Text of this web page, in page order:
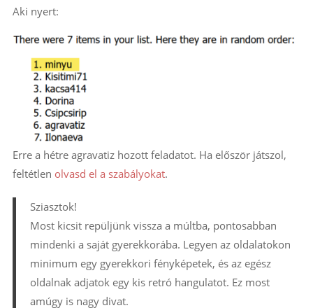
Aki nyert:
Erre a hétre agravatiz hozott feladatot. Ha először játszol,
feltétlen olvasd el a szabályokat.
Sziasztok!
Most kicsit repüljünk vissza a múltba, pontosabban
mindenki a saját gyerekkorába. Legyen az oldalatokon
minimum egy gyerekkori fényképetek, és az egész
oldalnak adjatok egy kis retró hangulatot. Ez most
amúgy is nagy divat.